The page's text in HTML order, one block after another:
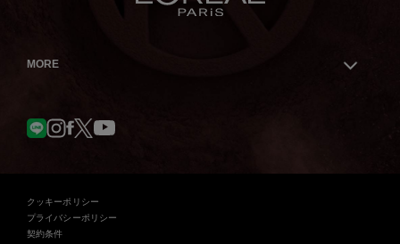
MORE
クッキーポリシー
プライバシーポリシー
契約条件